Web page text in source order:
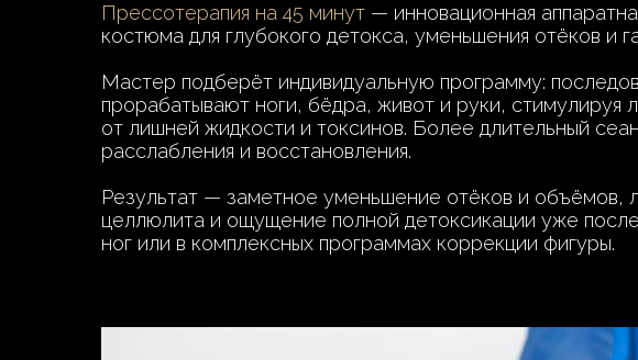
Прессотерапия на 45 минут — инновационная
костюма для глубокого детокса, уменьшения отёков и
Мастер подберёт индивидуальную программу:
прорабатывают ноги, бёдра, живот и руки,
от лишней жидкости и токсинов. Более длительный
расслабления и восстановления.
Результат — заметное уменьшение отёков и объёмов,
целлюлита и ощущение полной детоксикации уже
ног или в комплексных программах коррекции фигуры.